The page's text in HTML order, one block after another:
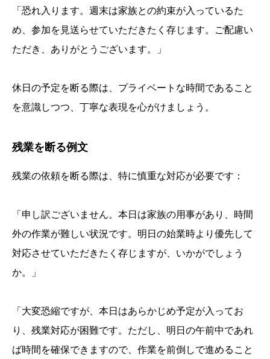
「恐れ入ります。週末は家族との約束が入っているた
め、参加を見送らせていただきたく存じます。ご配慮い
ただき、ありがとうございます。」
休日の予定を断る際は、プライベートな時間であること
を意識しつつ、丁寧な表現を心がけましょう。
残業を断る例文
残業の依頼を断る際は、特に慎重な対応が必要です：
「申し訳ございません。本日は家族の用事があり、時間
外の作業が難しい状況です。明日の始業時より優先して
対応させていただきたく存じますが、いかがでしょう
か。」
「大変恐縮ですが、本日はあらかじめ予定が入ってお
り、残業対応が困難です。ただし、明日の午前中であれ
ば時間を確保できますので、作業を前倒しで進めること